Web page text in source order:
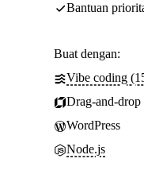
Bantuan
Buat dengan:
Vibe coding
Drag-and-
WordPress
Node.js